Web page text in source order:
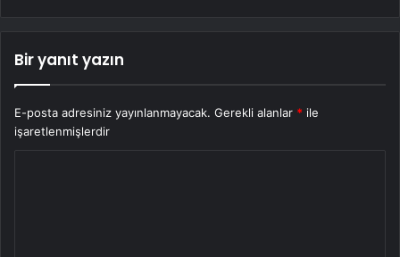
Bir yanıt yazın
E-posta adresiniz yayınlanmayacak. Gerekli alanlar * ile
işaretlenmişlerdir